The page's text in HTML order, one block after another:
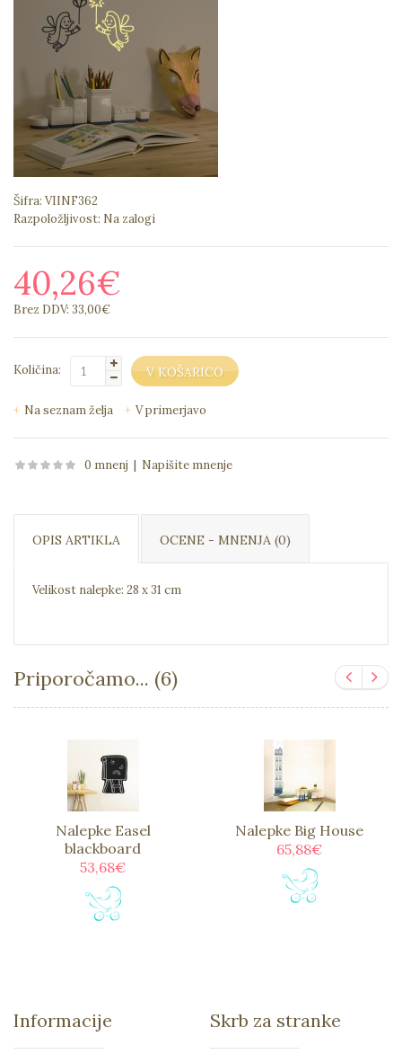
Šifra: VIINF362
Razpoložljivost: Na zalogi
40,26€
Brez DDV: 33,00€
Količina:
Na seznam želja V primerjavo
0 mnenj | Napišite mnenje
OPIS ARTIKLA OCENE - MNENJA (0)
Velikost nalepke: 28 x 31 cm
Priporočamo... (6)
Nalepke Easel
blackboard
53,68€
Nalepke Big House
65,88€
Informacije Skrb za stranke